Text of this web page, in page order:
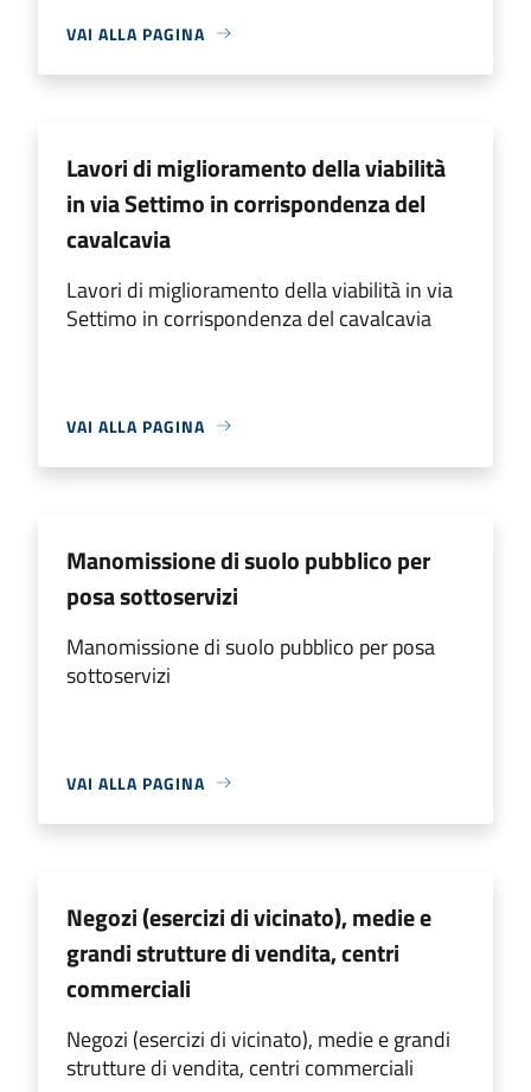
VAI ALLA PAGINA
Lavori di miglioramento della viabilità
in via Settimo in corrispondenza del
cavalcavia
Lavori di miglioramento della viabilità in via
Settimo in corrispondenza del cavalcavia
VAI ALLA PAGINA
Manomissione di suolo pubblico per
posa sottoservizi
Manomissione di suolo pubblico per posa
sottoservizi
VAI ALLA PAGINA
Negozi (esercizi di vicinato), medie e
grandi strutture di vendita, centri
commerciali
Negozi (esercizi di vicinato), medie e grandi
strutture di vendita, centri commerciali